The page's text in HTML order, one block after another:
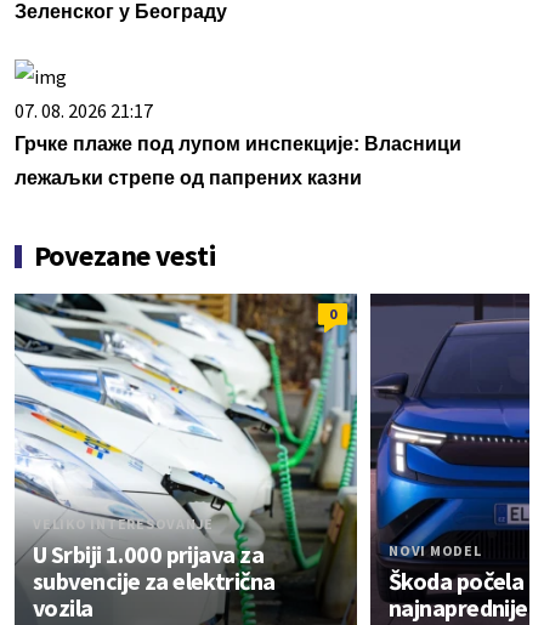
Зеленског у Београду
07. 08. 2026 21:17
Грчке плаже под лупом инспекције: Власници
лежаљки стрепе од папрених казни
Povezane vesti
0
VELIKO INTERESOVANJE
U Srbiji 1.000 prijava za
subvencije za električna
vozila
NOVI MODEL
Škoda počela
najnaprednijeg